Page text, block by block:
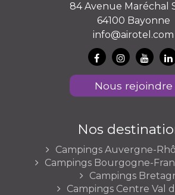
84 Avenue Maréchal
64100 Bayonne
info@airotel.com
Nous rejoindre
Nos
Campings Auvergne-
Campings Bourgogne-
Campings
Campings Centre Val